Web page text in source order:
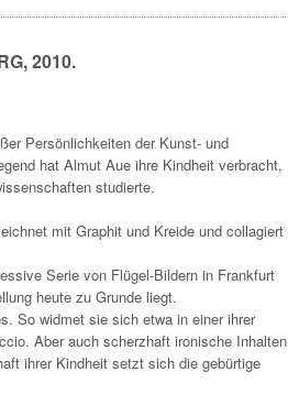
2010.
Persönlichkeiten der Kunst- und
hat Almut Aue ihre Kindheit verbracht,
studierte.
mit Graphit und Kreide und collagiert
Serie von Flügel-Bildern in Frankfurt
heute zu Grunde liegt.
So widmet sie sich etwa in einer ihrer
Aber auch scherzhaft ironische Inhalten
ihrer Kindheit setzt sich die gebürtige